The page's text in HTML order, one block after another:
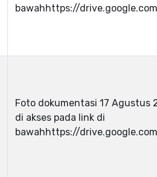
bawahhttps://
Foto dokumentasi 17 Agustus
di akses pada link di
bawahhttps://